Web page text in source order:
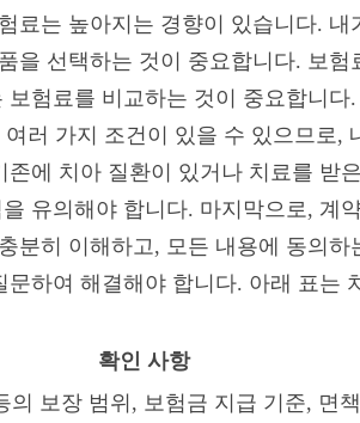
료는 높아지는 경향이 있습니다.
을 선택하는 것이 중요합니다. 보
험료를 비교하는 것이 중요합니
러 가지 조건이 있을 수 있으므로,
에 치아 질환이 있거나 치료를 받
유의해야 합니다. 마지막으로, 계
분히 이해하고, 모든 내용에 동의
하여 해결해야 합니다. 아래 표는
확인 사항
의 보장 범위, 보험금 지급 기준, 면